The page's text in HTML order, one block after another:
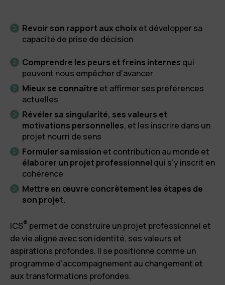
Revoir son rapport aux choixet développer sa
capacité de prise de décision
Comprendre les peurs et freins internes qui
peuvent nous empêcher d'avancer
Mieux se connaître et affirmer ses préférences
actuelles
Révéler sa singularité, ses valeurs et
motivations personnelles, et les inscrire dans un
projet nourri de sens
Formuler sa mission et contribution au monde et
élaborer un projet professionnel qui s’y inscrit en
cohérence
Mettre en œuvre concrètement les étapes de
son projet.
ICS® permet de construire un projet professionnel et
de vie aligné avec son identité, ses valeurs et
aspirations profondes. Il se positionne comme un
programme d’accompagnement au changement et
aux transformations profondes.